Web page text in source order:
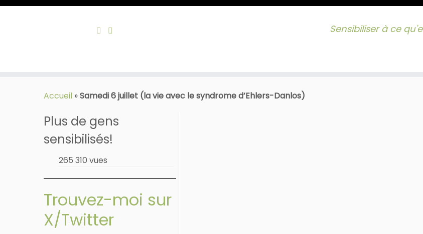
Sensibiliser à ce
Accueil »Samedi 6 juillet (la vie avec le syndrome d’Ehlers-Danlos)
Plus de gens
sensibilisés!
265 310 vues
Trouvez-moi sur
X/Twitter